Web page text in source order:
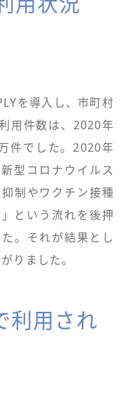
を導入し、市町村
用件数は、2020年
件でした。2020年
型コロナウイルス
制やワクチン接種
という流れを後押
。それが結果とし
りました。
利用され